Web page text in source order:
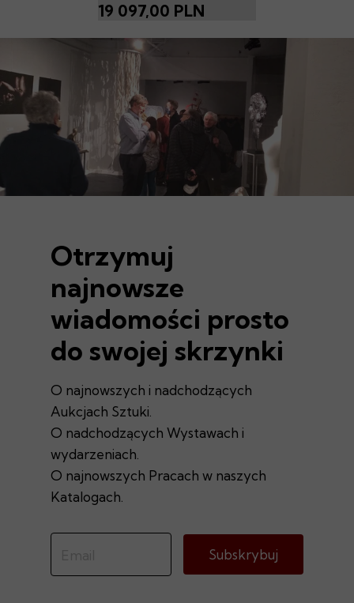
19 097,00 PLN
Otrzymuj
najnowsze
wiadomości prosto
do swojej skrzynki
O najnowszych i nadchodzących
Aukcjach Sztuki.
O nadchodzących Wystawach i
wydarzeniach.
O najnowszych Pracach w naszych
Katalogach.
Subskrybuj